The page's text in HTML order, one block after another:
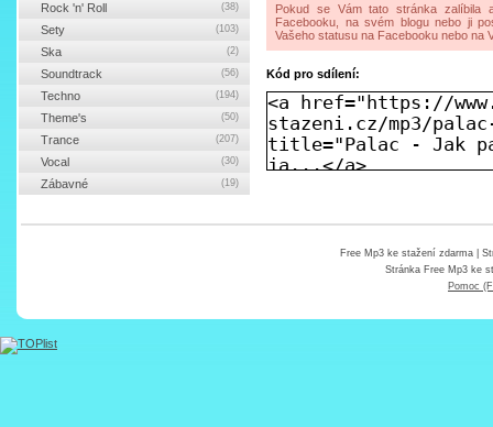
Pokud se Vám tato stránka zalíbila
Facebooku, na svém blogu nebo ji
Vašeho statusu na Facebooku nebo na
Kód pro sdílení:
Rock 'n' Roll (38)
Sety (103)
Ska (2)
Soundtrack (56)
Techno (194)
Theme's (50)
Trance (207)
Vocal (30)
Zábavné (19)
Free Mp3 ke stažení zdarma|
Stránka Free Mp3 ke
Pomoc